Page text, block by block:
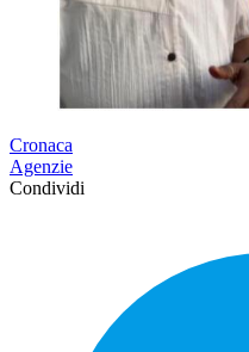
Cronaca
Agenzie
Condividi